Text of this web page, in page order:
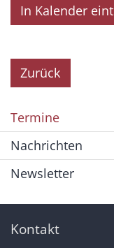
In Kalender
Zurück
Termine
Nachrichten
Newsletter
Kontakt